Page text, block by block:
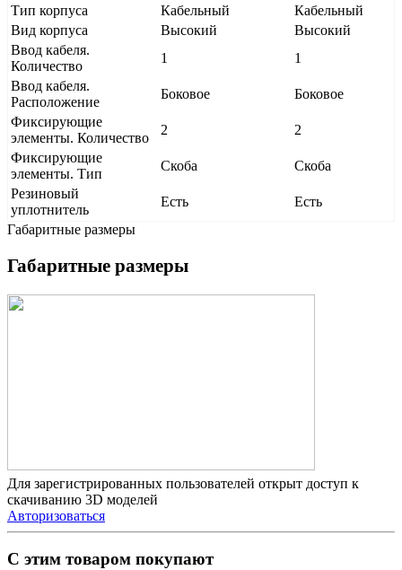
Тип корпуса
Кабельный
Кабельный
Вид корпуса
Высокий
Высокий
Ввод кабеля.
Количество
1
1
Ввод кабеля.
Расположение
Боковое
Боковое
Фиксирующие
элементы. Количество
2
2
Фиксирующие
элементы. Тип
Скоба
Скоба
Резиновый
уплотнитель
Есть
Есть
Габаритные размеры
Габаритные размеры
Для зарегистрированных пользователей открыт доступ к
скачиванию 3D моделей
Авторизоваться
С этим товаром покупают